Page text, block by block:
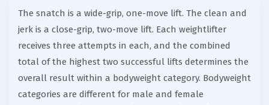
The snatch is a wide-grip, one-move lift. The clean and
jerk is a close-grip, two-move lift. Each weightlifter
receives three attempts in each, and the combined
total of the highest two successful lifts determines the
overall result within a bodyweight category. Bodyweight
categories are different for male and female